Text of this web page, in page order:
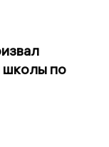
школы по